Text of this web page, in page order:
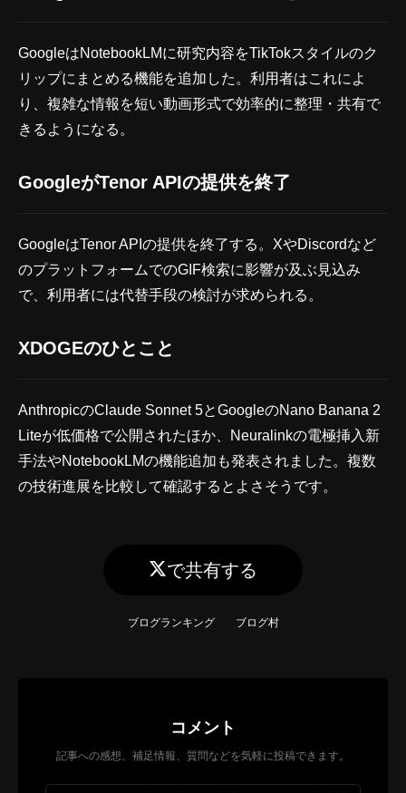
GoogleはNotebookLMに研究内容をTikTokスタイルのク
リップにまとめる機能を追加した。利用者はこれによ
り、複雑な情報を短い動画形式で効率的に整理・共有で
きるようになる。
GoogleがTenor APIの提供を終了
GoogleはTenor APIの提供を終了する。XやDiscordなど
のプラットフォームでのGIF検索に影響が及ぶ見込み
で、利用者には代替手段の検討が求められる。
XDOGEのひとこと
AnthropicのClaude Sonnet 5とGoogleのNano Banana 2
Liteが低価格で公開されたほか、Neuralinkの電極挿入新
手法やNotebookLMの機能追加も発表されました。複数
の技術進展を比較して確認するとよさそうです。
で共有する
ブログランキング ブログ村
コメント
記事への感想、補足情報、質問などを気軽に投稿できます。